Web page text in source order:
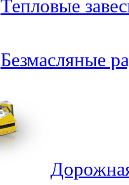
Тепловые
Безмасляные